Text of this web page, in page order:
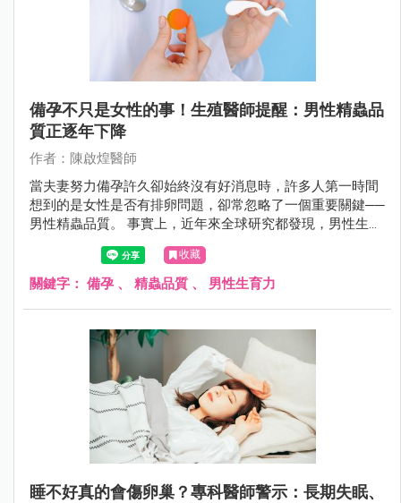
備孕不只是女性的事！生殖醫師提醒：男性精蟲品
質正逐年下降
作者：陳啟煌醫師
當夫妻努力備孕許久卻始終沒有好消息時，許多人第一時間
想到的是女性是否有排卵問題，卻常忽略了一個重要關鍵──
男性精蟲品質。 事實上，近年來全球研究都發現，男性生育
力正面臨前所未有的挑戰。
收藏
關鍵字： 備孕 、 精蟲品質 、 男性生育力
睡不好真的會傷卵巢？專科醫師警示：長期失眠、